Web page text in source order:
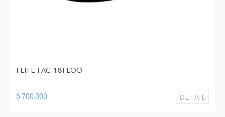
FLIFE FAC-18FLOO
6.700.000 DETAIL